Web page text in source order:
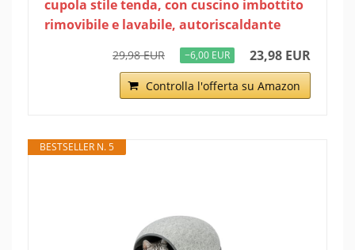
cupola stile tenda, con cuscino imbottito
rimovibile e lavabile, autoriscaldante
29,98 EUR −6,00 EUR 23,98 EUR
Controlla l'offerta su Amazon
BESTSELLER N. 5